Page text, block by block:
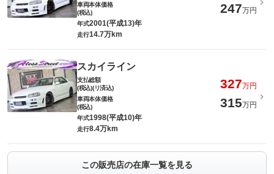
車両本体価格
(税込)
247万円
年式2001(平成13)年
走行14.7万km
スカイライン
支払総額
(税込)(リ済込)
327万円
車両本体価格
(税込)
315万円
年式1998(平成10)年
走行8.4万km
この販売店の在庫一覧を見る